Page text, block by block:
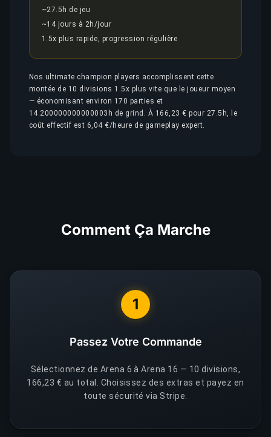
~27.5h de jeu
~14 jours à 2h/jour
1.5x plus rapide, progression régulière
Nos ultimate champion players accomplissent cette
montée de 10 divisions 1.5x plus vite que le joueur moyen
— économisant environ 170 parties et
14.200000000000003h de grind. À 166,23 € pour 27.5h, le
coût effectif est 6,04 €/heure de gameplay expert.
Comment Ça Marche
1
Passez Votre Commande
Sélectionnez de Arena 6 à Arena 16 — 10 divisions,
166,23 € au total. Choisissez des extras et payez en
toute sécurité via Stripe.